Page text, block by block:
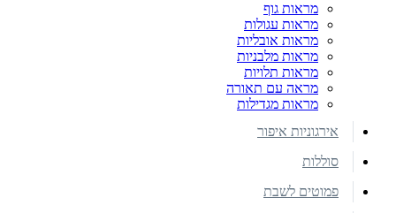
מראות גוף
מראות עגולות
מראות אובליות
מראות מלבניות
מראות תלויות
מראה עם תאורה
מראות מגדילות
אירגוניות איפור
סוללות
פמוטים לשבת